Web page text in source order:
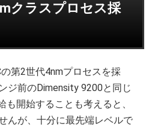
クラスプロセス採
第2世代4nmプロセスを採
ジ前のDimensity 9200と同じ
も開始することも考えると、
んが、十分に最先端レベルで